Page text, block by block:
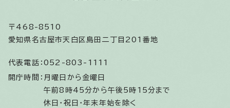
〒468-8510
愛知県名古屋市天白区島田二丁目201番地
代表電話： 052-803-1111
開庁時間： 月曜日から金曜日
午前8時45分から午後5時15分まで
休日・祝日・年末年始を除く